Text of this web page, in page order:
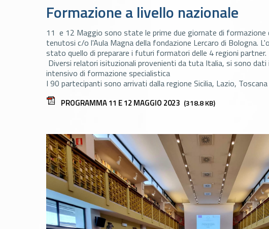
Formazione a livello nazionale
11 e 12 Maggio sono state le prime due giornate di formazione
tenutosi c/o l'Aula Magna della fondazione Lercaro di Bologna.
stato quello di preparare i futuri formatori delle 4 regioni partner.
Diversi relatori isituzionali provenienti da tuta Italia, si sono
intensivo di formazione specialistica
I 90 partecipanti sono arrivati dalla regione Sicilia, Lazio,
PROGRAMMA 11 E 12 MAGGIO 2023 (318.8 KB)